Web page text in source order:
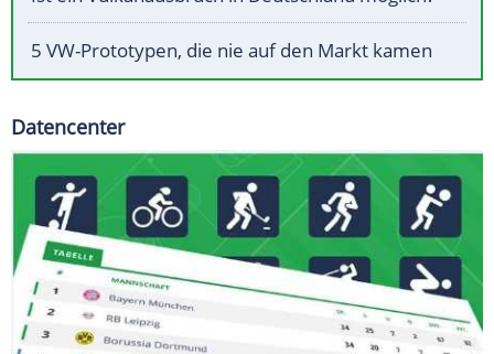
5 VW-Prototypen, die nie auf den Markt kamen
Datencenter